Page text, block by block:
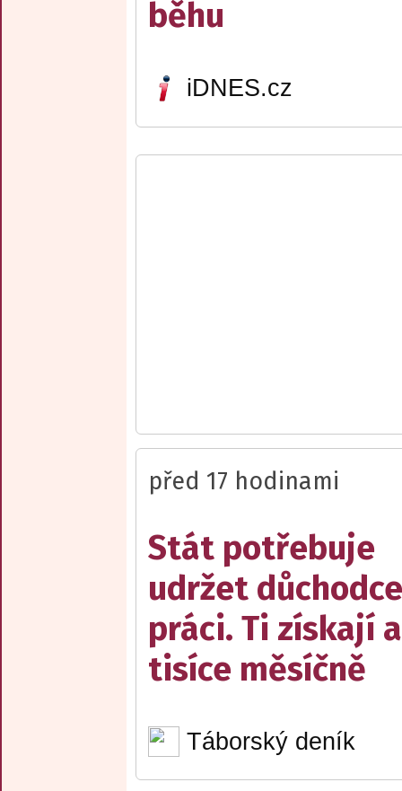
běhu
iDNES.cz
před 17 hodinami
Stát potřebuje
udržet
práci. Ti získají
tisíce měsíčně
Táborský deník